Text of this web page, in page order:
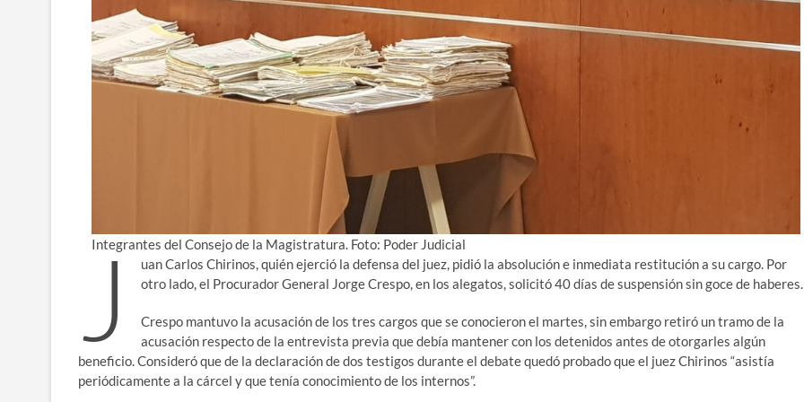
Integrantes del Consejo de la Magistratura. Foto: Poder Judicial
J
uan Carlos Chirinos, quién ejerció la defensa del juez, pidió la absolución e inmediata restitución a su cargo. Por
otro lado, el Procurador General Jorge Crespo, en los alegatos, solicitó 40 días de suspensión sin goce de haberes.
Crespo mantuvo la acusación de los tres cargos que se conocieron el martes, sin embargo retiró un tramo de la
acusación respecto de la entrevista previa que debía mantener con los detenidos antes de otorgarles algún
beneficio. Consideró que de la declaración de dos testigos durante el debate quedó probado que el juez Chirinos “asistía
periódicamente a la cárcel y que tenía conocimiento de los internos”.